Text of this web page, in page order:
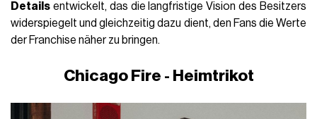
Details entwickelt, das die langfristige Vision des Besitzers
widerspiegelt und gleichzeitig dazu dient, den Fans die Werte
der Franchise näher zu bringen.
Chicago Fire - Heimtrikot